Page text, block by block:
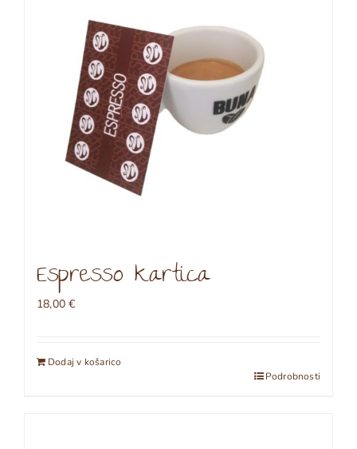
Espresso kartica
18,00€
Dodaj v košarico
Podrobnosti